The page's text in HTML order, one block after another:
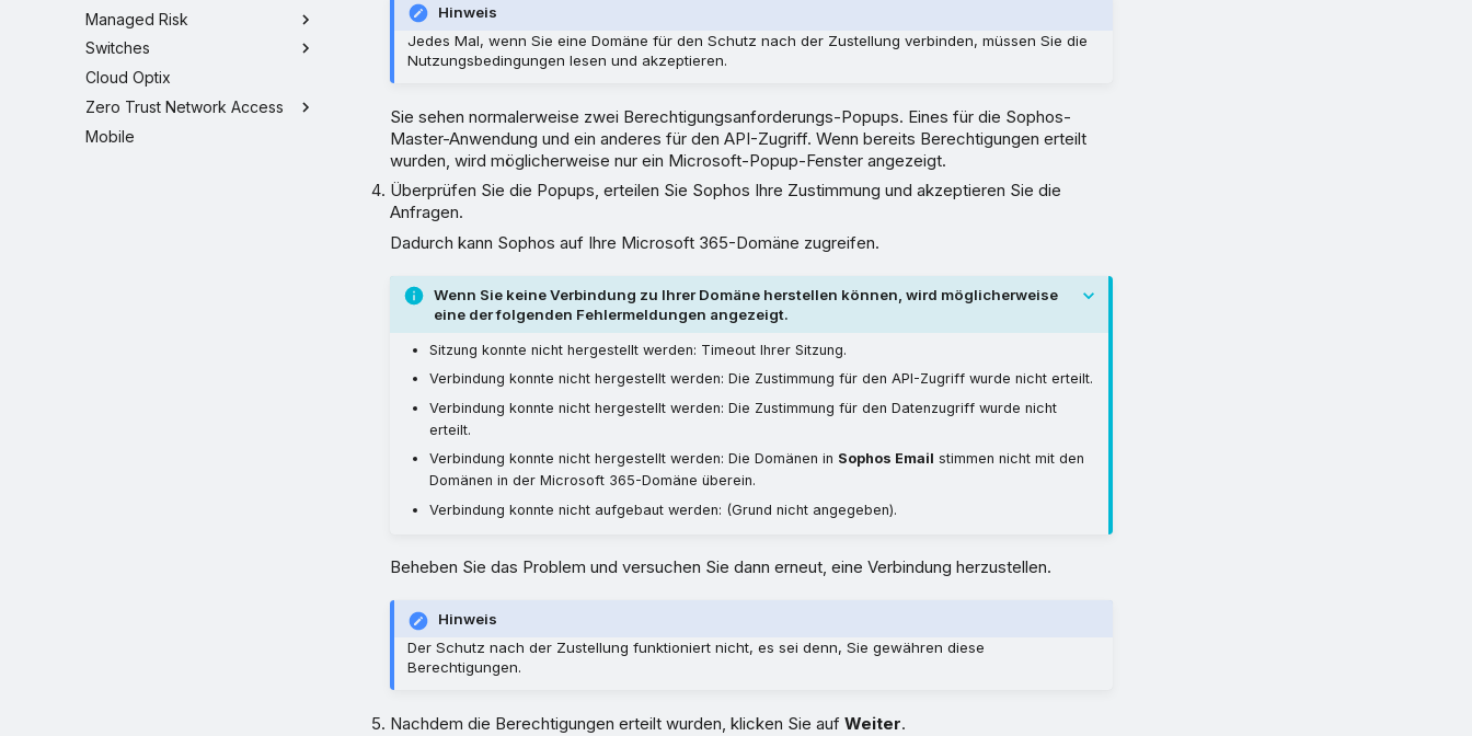
Managed Risk
Switches
Cloud Optix
Zero Trust Network Access
Mobile
Hinweis
Jedes Mal, wenn Sie eine Domäne für den Schutz nach der Zustellung verbinden, müssen Sie die
Nutzungsbedingungen lesen und akzeptieren.
Sie sehen normalerweise zwei Berechtigungsanforderungs-Popups. Eines für die Sophos-
Master-Anwendung und ein anderes für den API-Zugriff. Wenn bereits Berechtigungen erteilt
wurden, wird möglicherweise nur ein Microsoft-Popup-Fenster angezeigt.
Überprüfen Sie die Popups, erteilen Sie Sophos Ihre Zustimmung und akzeptieren Sie die
Anfragen.
Dadurch kann Sophos auf Ihre Microsoft 365-Domäne zugreifen.
Wenn Sie keine Verbindung zu Ihrer Domäne herstellen können, wird möglicherweise
eine der folgenden Fehlermeldungen angezeigt.
Sitzung konnte nicht hergestellt werden: Timeout Ihrer Sitzung.
Verbindung konnte nicht hergestellt werden: Die Zustimmung für den API-Zugriff wurde nicht erteilt.
Verbindung konnte nicht hergestellt werden: Die Zustimmung für den Datenzugriff wurde nicht
erteilt.
Verbindung konnte nicht hergestellt werden: Die Domänen in Sophos Email stimmen nicht mit den
Domänen in der Microsoft 365-Domäne überein.
Verbindung konnte nicht aufgebaut werden: (Grund nicht angegeben).
Beheben Sie das Problem und versuchen Sie dann erneut, eine Verbindung herzustellen.
Hinweis
Der Schutz nach der Zustellung funktioniert nicht, es sei denn, Sie gewähren diese
Berechtigungen.
Nachdem die Berechtigungen erteilt wurden, klicken Sie aufWeiter.